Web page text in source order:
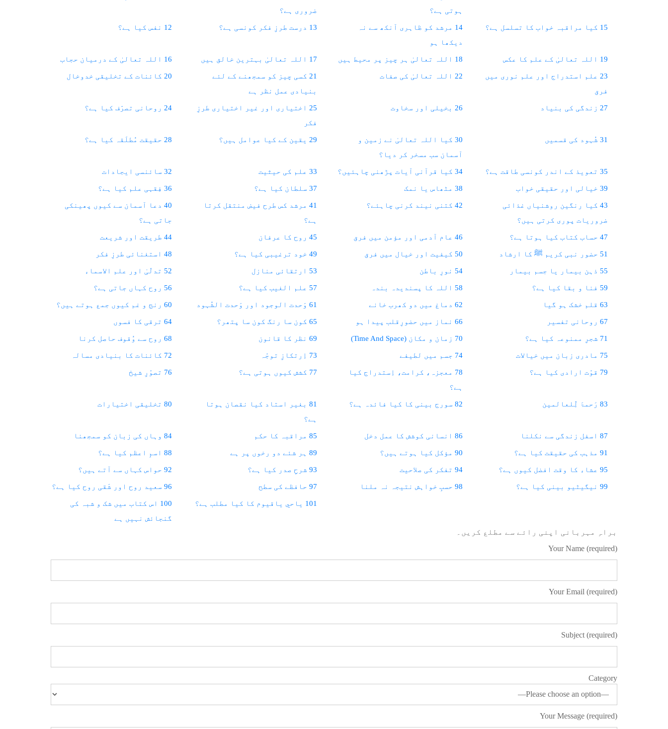
ضروری ہے؟
ہوتی ہے؟
12 نفس کیا ہے؟ 13 درست طرزِ فکر کونسی ہے؟
14 مرشد کو ظاہری آنکھ سے نہ
دیکھا ہو
15 کیا مراقبہ خواب کا تسلسل ہے؟
16 اللہ تعالیٰ کے درمیان حجاب 17 اللہ تعالیٰ بہترین خالق ہیں 18 اللہ تعالیٰ ہر چیز پر محیط ہیں 19 اللہ تعالیٰ کے علم کا عکس
20 کائنات کے تخلیقی خدوخال
21 کسی چیز کو سمجھنے کے لئے
بنیادی عمل نظر ہے
22 اللہ تعالیٰ کی صفات
23 علم استدراج اور علم نوری میں
فرق
24 روحانی تصرّف کیا ہے؟
25 اختیاری اور غیر اختیاری طرزِ
فکر
26 بخیلی اور سخاوت 27 زندگی کی بنیاد
28 حقیقت مُطلَقہ کیا ہے؟ 29 یقین کے کیا عوامل ہیں؟
30 کیا اللہ تعالیٰ نے زمین و
آسمان سب مسخر کر دیا؟
31 شُہود کی قسمیں
32 سائنسی ایجادات 33 علم کی حیثیت 34 کیا قرآنی آیات پڑھنی چاہئیں؟ 35 تعویذ کے اندر کونسی طاقت ہے؟
36 فِقہی علم کیا ہے؟ 37 سلطان کیا ہے؟ 38 مٹھاس یا نمک 39 خیالی اور حقیقی خواب
40 دعا آسمان سے کیوں پھینکی
جاتی ہے؟
41 مرشد کس طرح فیض منتقل کرتا
ہے؟
42 کتنی نیند کرنی چاہئے؟
43 کیا رنگین روشنیاں غذائی
ضروریات پوری کرتی ہیں؟
44 طریقت اور شریعت 45 روح کا عرفان 46 عام آدمی اور مؤمن میں فرق 47 حساب کتاب کیا ہوتا ہے؟
48 استغنائی طرزِ فکر 49 خود ترغیبی کیا ہے؟ 50 کیفیت اور خیال میں فرق 51 حضور نبی کریم ﷺ کا ارشاد
52 تدلّیٰ اور علم الاسماء 53 ارتقائی منازل 54 نورِ باطن 55 ذہن بیمار یا جسم بیمار
56 روح کہاں جاتی ہے؟ 57 علم الغیب کیا ہے؟ 58 اللہ کا پسندیدہ بندہ 59 فنا و بقا کیا ہے؟
60 رنج و غم کیوں جمع ہوتے ہیں؟ 61 وَحدت الوجود اور وَحدت الشُہود 62 دماغ میں دو کھرب خانے 63 قلم خشک ہو گیا
64 ترقی کا فسوں 65 کون سا رنگ کون سا پتھر؟ 66 نماز میں حضورِقلب پیدا ہو 67 روحانی تفسیر
68 روح سے وُقوف حاصل کرنا 69 نظر کا قانون 70 زمان و مکان (Time And Space) 71 شجرِ ممنوعہ کیا ہے؟
72 کائنات کا بنیادی مسالہ 73 اِرتکازِ توجّہ 74 جسم میں لطیفے 75 مادری زبان میں خیالات
76 تصوّرِ شیخ 77 کشش کیوں ہوتی ہے؟
78 معجزہ، کرامت، اِستدراج کیا
ہے؟
79 قوّت ارادی کیا ہے؟
80 تخلیقی اختیارات
81 بغیر استاد کیا نقصان ہوتا
ہے؟
82 سورج بینی کا کیا فائدہ ہے؟ 83 رَحمۃَ لِّلعالمین
84 وہاں کی زبان کو سمجھنا 85 مراقبہ کا حکم 86 انسانی کوشش کا عمل دخل 87 اسفل زندگی سے نکلنا
88 اسمِ اعظم کیا ہے؟ 89 ہر شئے دو رخوں پر ہے 90 مؤکل کیا ہوتے ہیں؟ 91 مذہب کی حقیقت کیا ہے؟
92 حواس کہاں سے آتے ہیں؟ 93 شرحِ صدر کیا ہے؟ 94 تفکر کی صلاحیت 95 عشاء کا وقت افضل کیوں ہے؟
96 سعید روح اور شَقی روح کیا ہے؟ 97 حافظے کی سطح 98 حسبِ خواہش نتیجہ نہ ملنا 99 نیگیٹیو بینی کیا ہے؟
100 اس کتاب میں شک و شبہ کی
گنجائش نہیں ہے
101 یاحي یاقیوم کا کیا مطلب ہے؟
براہِ مہربانی اپنی رائے سے مطلع کریں۔
Your Name (required)
Your Email (required)
Subject (required)
Category
Your Message (required)